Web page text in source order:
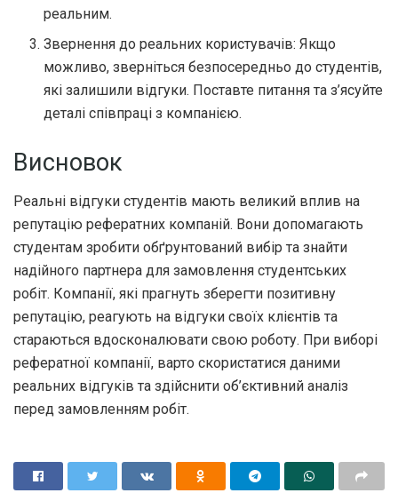
реальним.
Звернення до реальних користувачів: Якщо
можливо, зверніться безпосередньо до студентів,
які залишили відгуки. Поставте питання та з’ясуйте
деталі співпраці з компанією.
Висновок
Реальні відгуки студентів мають великий вплив на
репутацію рефератних компаній. Вони допомагають
студентам зробити обґрунтований вибір та знайти
надійного партнера для замовлення студентських
робіт. Компанії, які прагнуть зберегти позитивну
репутацію, реагують на відгуки своїх клієнтів та
стараються вдосконалювати свою роботу. При виборі
рефератної компанії, варто скористатися даними
реальних відгуків та здійснити об’єктивний аналіз
перед замовленням робіт.